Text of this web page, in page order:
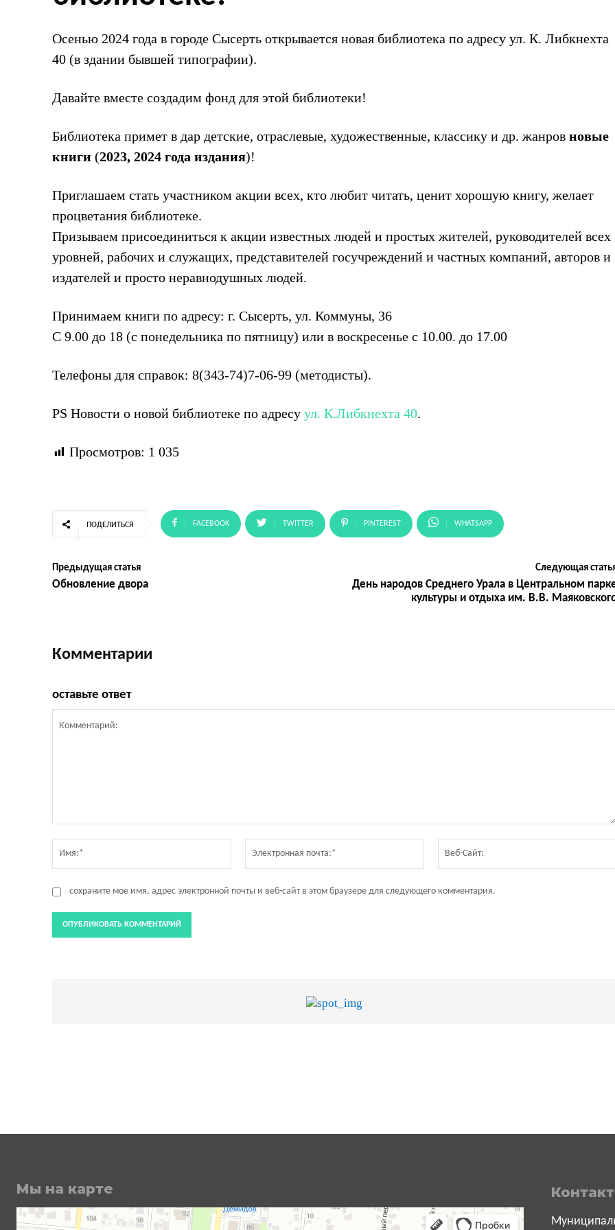
Осенью 2024 года в городе Сысерть открывается новая библиотека по адресу ул. К. Либкнехта
40 (в здании бывшей типографии).
Давайте вместе создадим фонд для этой библиотеки!
Библиотека примет в дар детские, отраслевые, художественные, классику и др. жанров новые
книги (2023, 2024 года издания)!
Приглашаем стать участником акции всех, кто любит читать, ценит хорошую книгу, желает
процветания библиотеке.
Призываем присоединиться к акции известных людей и простых жителей, руководителей всех
уровней, рабочих и служащих, представителей госучреждений и частных компаний, авторов и
издателей и просто неравнодушных людей.
Принимаем книги по адресу: г. Сысерть, ул. Коммуны, 36
С 9.00 до 18 (с понедельника по пятницу) или в воскресенье с 10.00. до 17.00
Телефоны для справок: 8(343-74)7-06-99 (методисты).
РS Новости о новой библиотеке по адресу ул. К.Либкнехта 40.
Просмотров: 1 035
ПОДЕЛИТЬСЯ FACEBOOK TWITTER PINTEREST WHATSAPP
Предыдущая статья
Обновление двора
Следующая
День народов Среднего Урала в Центральном
культуры и отдыха им. В.В.
Комментарии
оставьте ответ
почта:*
сохраните мое имя, адрес электронной почты и веб-сайт в этом браузере для следующего комментария.
Мы на карте